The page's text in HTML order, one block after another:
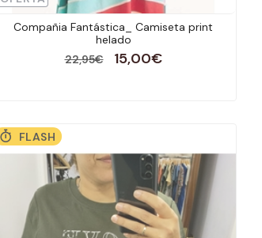
Compañia Fantástica_ Camiseta print
helado
22,95€
15,00€
FLASH